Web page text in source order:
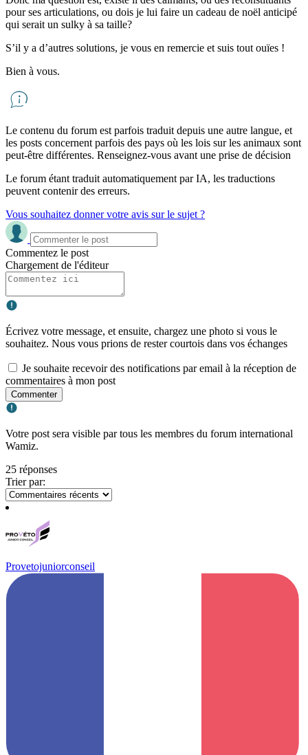
pour ses articulations, ou dois je lui faire un cadeau de noël anticipé
qui serait un sulky à sa taille?
S’il y a d’autres solutions, je vous en remercie et suis tout ouïes !
Bien à vous.
Le contenu du forum est parfois traduit depuis une autre langue, et
les posts concernent parfois des pays où les lois sur les animaux sont
peut-être différentes. Renseignez-vous avant une prise de décision
Le forum étant traduit automatiquement par IA, les traductions
peuvent contenir des erreurs.
Vous souhaitez donner votre avis sur le sujet ?
Commentez le post
Chargement de l'éditeur
Écrivez votre message, et ensuite, chargez une photo si vous le
souhaitez. Nous vous prions de rester courtois dans vos échanges
Je souhaite recevoir des notifications par email à la réception de
commentaires à mon post
Commenter
Votre post sera visible par tous les membres du forum international
Wamiz.
25 réponses
Trier par:
Provetojuniorconseil